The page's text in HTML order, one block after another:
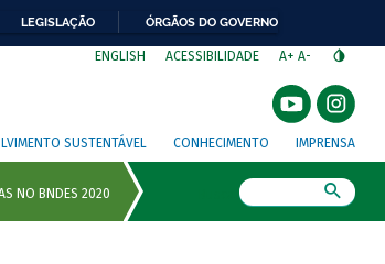
LEGISLAÇÃO ÓRGÃOS DO GOVERNO
ENGLISH ACESSIBILIDADE A+ A-
SUSTENTÁVEL CONHECIMENTO IMPRENSA